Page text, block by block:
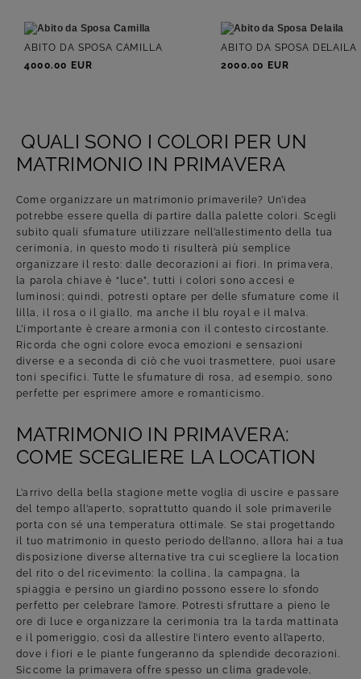
ABITO DA SPOSA CAMILLA
4000.00 EUR
ABITO DA SPOSA DELAILA
2000.00 EUR
QUALI SONO I COLORI PER UN
MATRIMONIO IN PRIMAVERA
Come organizzare un matrimonio primaverile? Un’idea
potrebbe essere quella di partire dalla palette colori. Scegli
subito quali sfumature utilizzare nell’allestimento della tua
cerimonia, in questo modo ti risulterà più semplice
organizzare il resto: dalle decorazioni ai fiori. In primavera,
la parola chiave è “luce”, tutti i colori sono accesi e
luminosi; quindi, potresti optare per delle sfumature come il
lilla, il rosa o il giallo, ma anche il blu royal e il malva.
L’importante è creare armonia con il contesto circostante.
Ricorda che ogni colore evoca emozioni e sensazioni
diverse e a seconda di ciò che vuoi trasmettere, puoi usare
toni specifici. Tutte le sfumature di rosa, ad esempio, sono
perfette per esprimere amore e romanticismo.
MATRIMONIO IN PRIMAVERA:
COME SCEGLIERE LA LOCATION
L’arrivo della bella stagione mette voglia di uscire e passare
del tempo all’aperto, soprattutto quando il sole primaverile
porta con sé una temperatura ottimale. Se stai progettando
il tuo matrimonio in questo periodo dell’anno, allora hai a tua
disposizione diverse alternative tra cui scegliere la location
del rito o del ricevimento: la collina, la campagna, la
spiaggia e persino un giardino possono essere lo sfondo
perfetto per celebrare l’amore. Potresti sfruttare a pieno le
ore di luce e organizzare la cerimonia tra la tarda mattinata
e il pomeriggio, così da allestire l’intero evento all’aperto,
dove i fiori e le piante fungeranno da splendide decorazioni.
Siccome la primavera offre spesso un clima gradevole,